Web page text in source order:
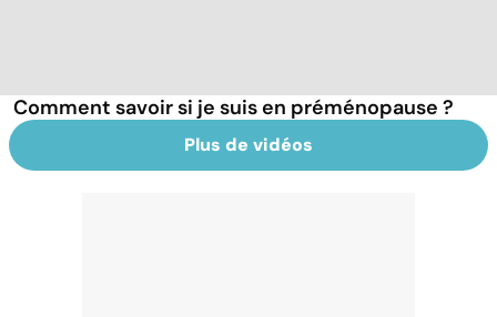
Comment savoir si je suis en préménopause ?
Plus de vidéos